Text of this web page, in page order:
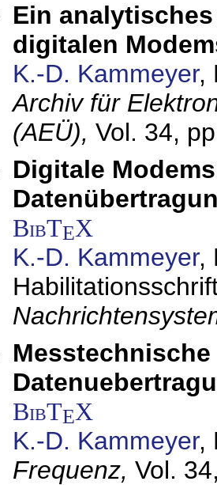
Ein
digitalen
K.-D. Kammeyer,
Archiv für
(AEÜ), Vol. 34,
Digitale
BibTEX
K.-D. Kammeyer,
BibTEX
K.-D. Kammeyer,
Frequenz, Vol.